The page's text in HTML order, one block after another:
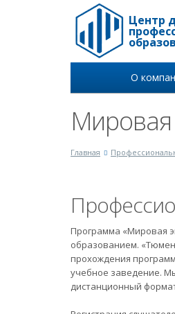
Центр
О
Главная
Программа «Мировая
образованием.
прохождения
учебное заведение.
дистанционный